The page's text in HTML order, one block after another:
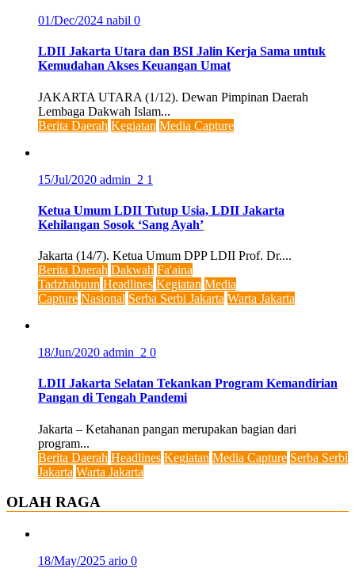
01/Dec/2024 nabil 0
LDII Jakarta Utara dan BSI Jalin Kerja Sama untuk
Kemudahan Akses Keuangan Umat
JAKARTA UTARA (1/12). Dewan Pimpinan Daerah
Lembaga Dakwah Islam...
Berita Daerah Kegiatan Media Capture
15/Jul/2020 admin_2 1
Ketua Umum LDII Tutup Usia, LDII Jakarta
Kehilangan Sosok ‘Sang Ayah’
Jakarta (14/7). Ketua Umum DPP LDII Prof. Dr....
Berita Daerah Dakwah Fa'aina
Tadzhabuun Headlines Kegiatan Media
Capture Nasional Serba Serbi Jakarta Warta Jakarta
18/Jun/2020 admin_2 0
LDII Jakarta Selatan Tekankan Program Kemandirian
Pangan di Tengah Pandemi
Jakarta – Ketahanan pangan merupakan bagian dari
program...
Berita Daerah Headlines Kegiatan Media Capture Serba Serbi
Jakarta Warta Jakarta
OLAH RAGA
18/May/2025 ario 0